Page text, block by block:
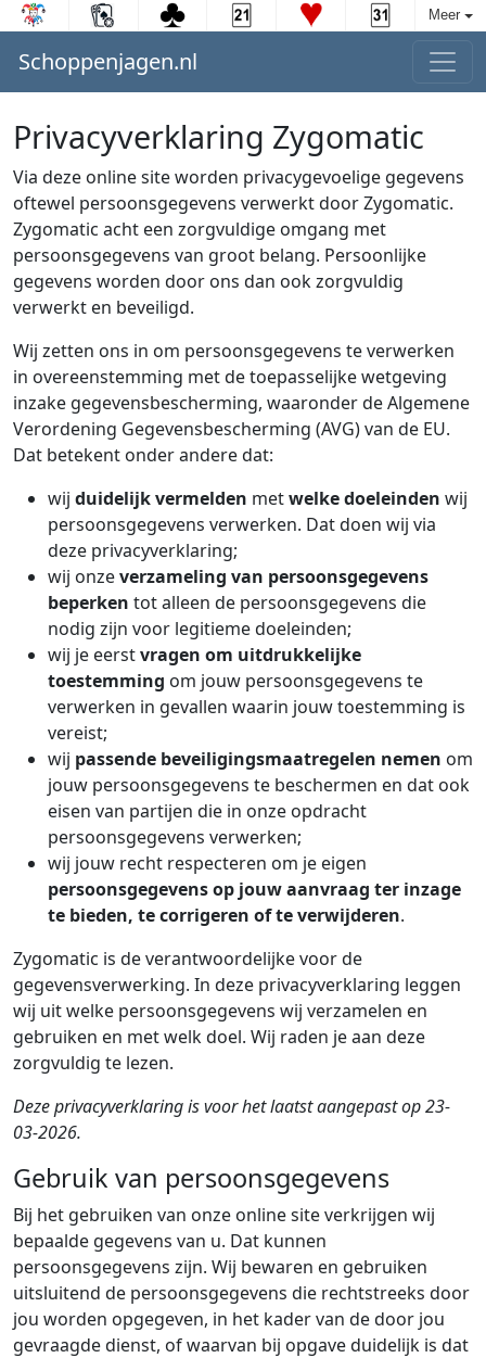
Meer
Schoppenjagen.nl
Privacyverklaring Zygomatic
Via deze online site worden privacygevoelige gegevens
oftewel persoonsgegevens verwerkt door Zygomatic.
Zygomatic acht een zorgvuldige omgang met
persoonsgegevens van groot belang. Persoonlijke
gegevens worden door ons dan ook zorgvuldig
verwerkt en beveiligd.
Wij zetten ons in om persoonsgegevens te verwerken
in overeenstemming met de toepasselijke wetgeving
inzake gegevensbescherming, waaronder de Algemene
Verordening Gegevensbescherming (AVG) van de EU.
Dat betekent onder andere dat:
wij duidelijk vermelden metwelke doeleinden wij
persoonsgegevens verwerken. Dat doen wij via
deze privacyverklaring;
wij onzeverzameling van persoonsgegevens
beperken tot alleen de persoonsgegevens die
nodig zijn voor legitieme doeleinden;
wij je eerstvragen om uitdrukkelijke
toestemming om jouw persoonsgegevens te
verwerken in gevallen waarin jouw toestemming is
vereist;
wij passende beveiligingsmaatregelen nemen om
jouw persoonsgegevens te beschermen en dat ook
eisen van partijen die in onze opdracht
persoonsgegevens verwerken;
wij jouw recht respecteren om je eigen
persoonsgegevens op jouw aanvraag ter inzage
te bieden, te corrigeren of te verwijderen.
Zygomatic is de verantwoordelijke voor de
gegevensverwerking. In deze privacyverklaring leggen
wij uit welke persoonsgegevens wij verzamelen en
gebruiken en met welk doel. Wij raden je aan deze
zorgvuldig te lezen.
Deze privacyverklaring is voor het laatst aangepast op 23-
03-2026.
Gebruik van persoonsgegevens
Bij het gebruiken van onze online site verkrijgen wij
bepaalde gegevens van u. Dat kunnen
persoonsgegevens zijn. Wij bewaren en gebruiken
uitsluitend de persoonsgegevens die rechtstreeks door
jou worden opgegeven, in het kader van de door jou
gevraagde dienst, of waarvan bij opgave duidelijk is dat